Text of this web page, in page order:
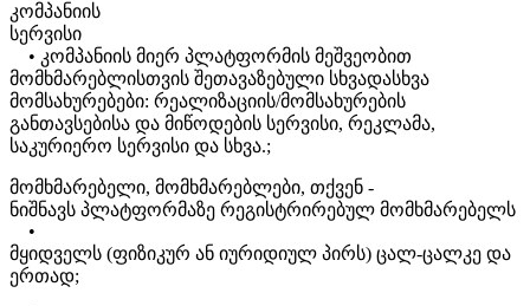
კომპანიის
სერვისი
• კომპანიის მიერ პლატფორმის მეშვეობით
მომხმარებლისთვის შეთავაზებული სხვადასხვა
მომსახურებები: რეალიზაციის/მომსახურების
განთავსებისა და მიწოდების სერვისი, რეკლამა,
საკურიერო სერვისი და სხვა.;
მომხმარებელი, მომხმარებლები, თქვენ -
ნიშნავს პლატფორმაზე რეგისტრირებულ მომხმარებელს
•
მყიდველს (ფიზიკურ ან იურიდიულ პირს) ცალ-ცალკე და
ერთად;